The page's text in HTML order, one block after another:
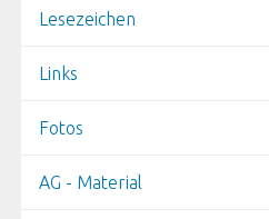
Lesezeichen
Links
Fotos
AG - Material